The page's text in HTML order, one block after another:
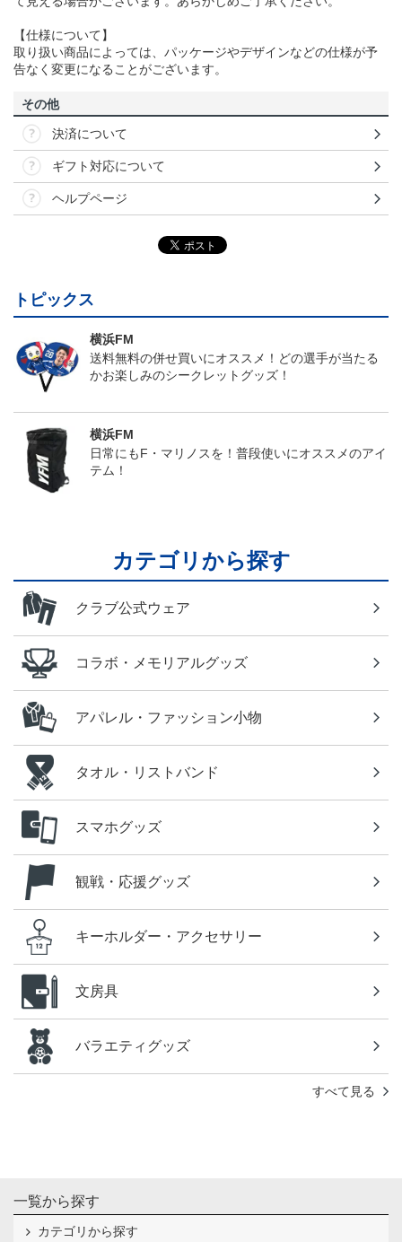
【仕様について】
取り扱い商品によっては、パッケージやデザインなどの仕様が予
告なく変更になることがございます。
その他
決済について
ギフト対応について
ヘルプページ
トピックス
横浜FM
送料無料の併せ買いにオススメ！どの選手が当たる
かお楽しみのシークレットグッズ！
横浜FM
日常にもF・マリノスを！普段使いにオススメのアイ
テム！
カテゴリから探す
クラブ公式ウェア
コラボ・メモリアルグッズ
アパレル・ファッション小物
タオル・リストバンド
スマホグッズ
観戦・応援グッズ
キーホルダー・アクセサリー
文房具
バラエティグッズ
すべて見る
一覧から探す
カテゴリから探す